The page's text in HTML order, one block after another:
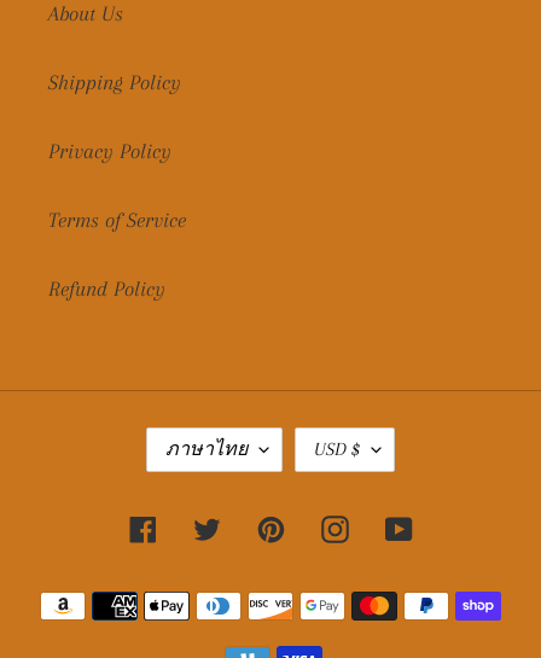
About Us
Shipping Policy
Privacy Policy
Terms of Service
Refund Policy
ภาษาไทย USD $
FacebookTwitterPinterestInstagramYouTube
วิธี
การ